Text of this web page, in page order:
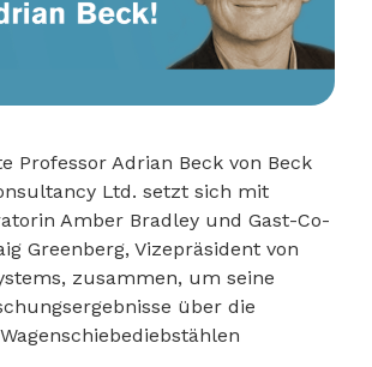
Professor Adrian Beck von Beck
Ltd. setzt sich mit
Amber Bradley und Gast-Co-
Greenberg, Vizepräsident von
zusammen, um seine
über die